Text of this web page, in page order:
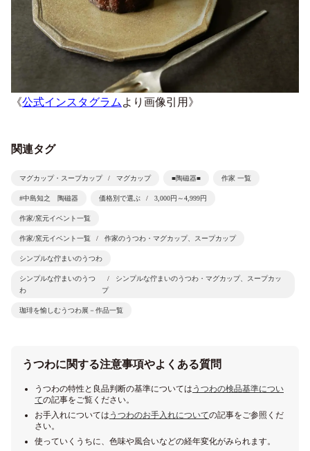
《公式インスタグラム より画像引用》
関連タグ
マグカップ・スープカップ マグカップ ■陶磁器■ 作家 一覧
#中島知之 陶磁器 価格別で選ぶ 3,000円～4,999円
作家/窯元イベント一覧
作家/窯元イベント一覧 作家のうつわ・マグカップ、スープカップ
シンプルな佇まいのうつわ
シンプルな佇まいのうつ
わ
シンプルな佇まいのうつわ・マグカップ、スープカッ
プ
珈琲を愉しむうつわ展－作品一覧
うつわに関する注意事項やよくある質問
うつわの特性と良品判断の基準については うつわの検品基準につい
ての記事をご覧ください。
お手入れについては うつわのお手入れについての記事をご参照くだ
さい。
使っていくうちに、色味や風合いなどの経年変化がみられます。